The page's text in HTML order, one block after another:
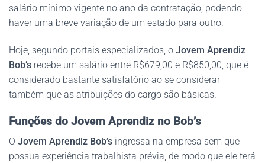
salário mínimo vigente no ano da contratação, podendo
haver uma breve variação de um estado para outro.
Hoje, segundo portais especializados, o Jovem Aprendiz
Bob’s recebe um salário entre R$679,00 e R$850,00, que é
considerado bastante satisfatório ao se considerar
também que as atribuições do cargo são básicas.
Funções do Jovem Aprendiz no Bob’s
O Jovem Aprendiz Bob’s ingressa na empresa sem que
possua experiência trabalhista prévia, de modo que ele terá